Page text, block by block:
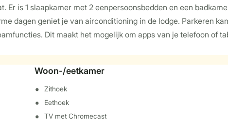
is 1 slaapkamer met 2 eenpersoonsbedden en een
dagen geniet je van airconditioning in de lodge. Parkeren
Dit maakt het mogelijk om apps van je telefoon of
Woon-/eetkamer
Zithoek
Eethoek
TV met Chromecast